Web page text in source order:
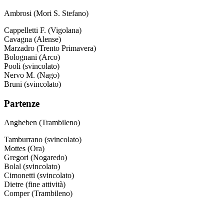
Ambrosi (Mori S. Stefano)
Cappelletti F. (Vigolana)
Cavagna (Alense)
Marzadro (Trento Primavera)
Bolognani (Arco)
Pooli (svincolato)
Nervo M. (Nago)
Bruni (svincolato)
Partenze
Angheben (Trambileno)
Tamburrano (svincolato)
Mottes (Ora)
Gregori (Nogaredo)
Bolal (svincolato)
Cimonetti (svincolato)
Dietre (fine attività)
Comper (Trambileno)